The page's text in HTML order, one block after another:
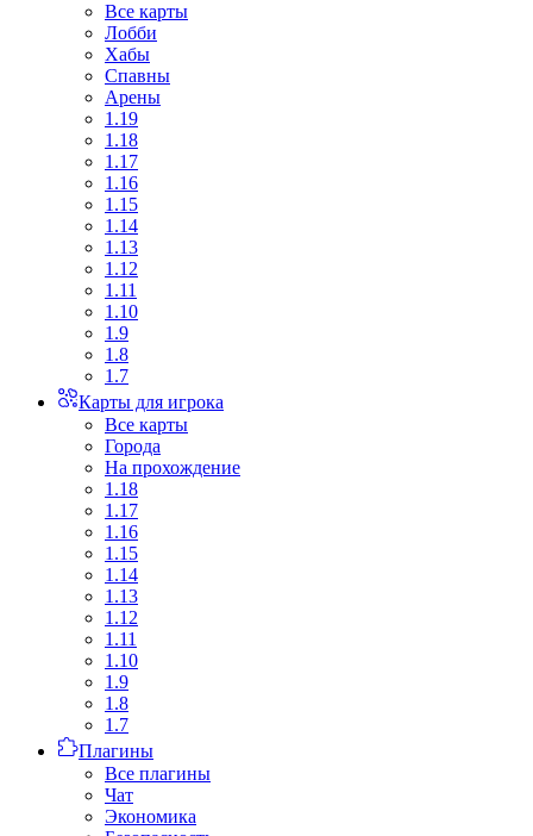
Все карты
Лобби
Хабы
Спавны
Арены
1.19
1.18
1.17
1.16
1.15
1.14
1.13
1.12
1.11
1.10
1.9
1.8
1.7
Карты для игрока
Все карты
Города
На прохождение
1.18
1.17
1.16
1.15
1.14
1.13
1.12
1.11
1.10
1.9
1.8
1.7
Плагины
Все плагины
Чат
Экономика